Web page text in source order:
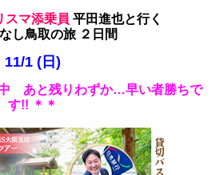
スマ添乗員 平田進也と行く
し鳥取の旅 ２日間
11/1 (日)
中 あと残りわずか…早い者勝ちで
す!! ＊＊